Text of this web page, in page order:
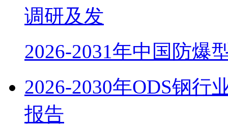
调研及发
2026-2031年中国防爆
2026-2030年ODS钢行
报告